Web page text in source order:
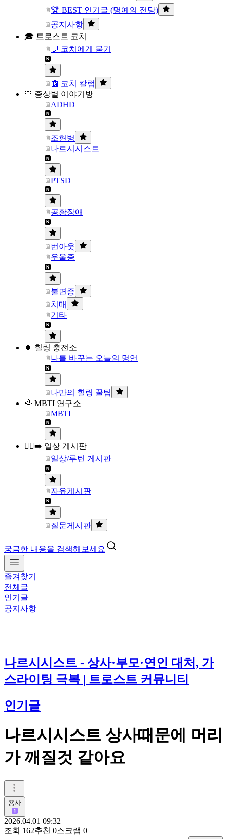
🏆 BEST 인기글 (명예의 전당)
공지사항
🎓 트로스트 코치
💬 코치에게 묻기
📰 코치 칼럼
💛 증상별 이야기방
ADHD
조현병
나르시시스트
PTSD
공황장애
번아웃
우울증
불면증
치매
기타
🍀 힐링 충전소
나를 바꾸는 오늘의 명언
나만의 힐링 꿀팁
🌈 MBTI 연구소
MBTI
🏃‍♀️‍➡️ 일상 게시판
일상/루틴 게시판
자유게시판
질문게시판
궁금한 내용을 검색해보세요
즐겨찾기
전체글
인기글
공지사항
나르시시스트 - 상사·부모·연인 대처, 가
스라이팅 극복 | 트로스트 커뮤니티
인기글
나르시시스트 상사때문에 머리
가 깨질것 같아요
용사
2026.04.01 09:32
조회 162추천 0스크랩 0